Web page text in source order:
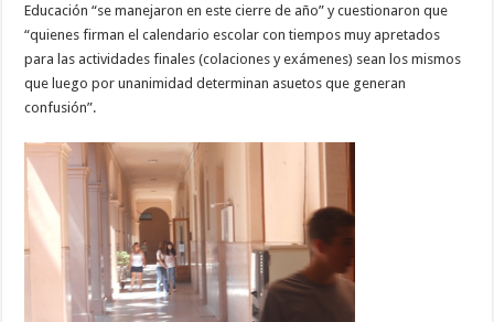
Educación “se manejaron en este cierre de año” y cuestionaron que
“quienes firman el calendario escolar con tiempos muy apretados
para las actividades finales (colaciones y exámenes) sean los mismos
que luego por unanimidad determinan asuetos que generan
confusión”.